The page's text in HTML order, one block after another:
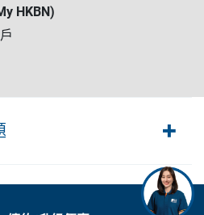
HKBN)